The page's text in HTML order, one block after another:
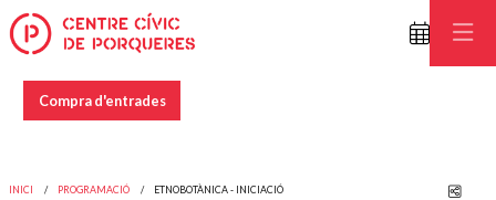
Compra d'entrades
INICI PROGRAMACIÓ ETNOBOTÀNICA - INICIACIÓ